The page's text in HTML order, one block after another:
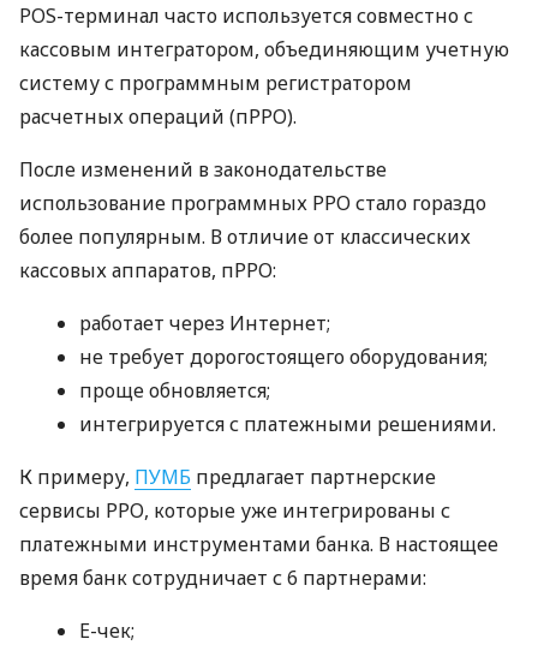
POS-терминал часто используется совместно с
кассовым интегратором, объединяющим учетную
систему с программным регистратором
расчетных операций (пРРО).
После изменений в законодательстве
использование программных РРО стало гораздо
более популярным. В отличие от классических
кассовых аппаратов, пРРО:
работает через Интернет;
не требует дорогостоящего оборудования;
проще обновляется;
интегрируется с платежными решениями.
К примеру, ПУМБ предлагает партнерские
сервисы РРО, которые уже интегрированы с
платежными инструментами банка. В настоящее
время банк сотрудничает с 6 партнерами:
E-чек;